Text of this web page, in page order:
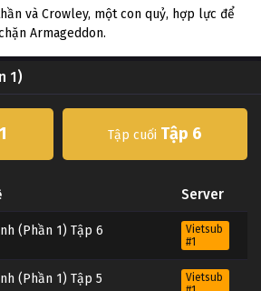
và Crowley, một con quỷ, hợp lực để
Armageddon.
1)
Tập cuối Tập 6
Server
(Phần 1) Tập 6
Vietsub
#1
(Phần 1) Tập 5
Vietsub